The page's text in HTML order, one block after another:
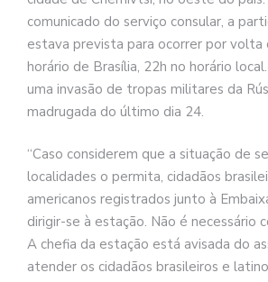
comunicado do serviço consular, a
estava prevista para ocorrer por volta
horário de Brasília, 22h no horário
uma invasão de tropas militares da
madrugada do último dia 24.
“Caso considerem que a situação de
localidades o permita, cidadãos
americanos registrados junto à
dirigir-se à estação. Não é necessário
A chefia da estação está avisada do
atender os cidadãos brasileiros e